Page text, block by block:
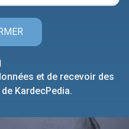
et de recevoir des
KardecPedia.